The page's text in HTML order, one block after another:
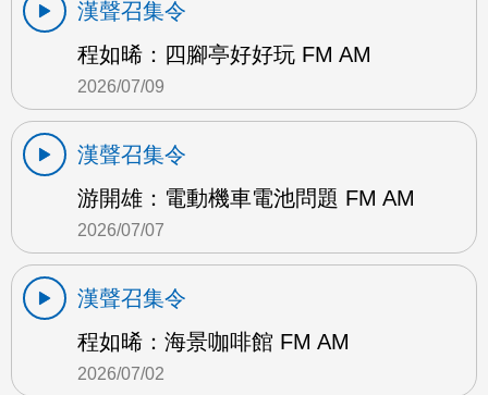
漢聲召集令
程如晞：四腳亭好好玩 FM AM
2026/07/09
漢聲召集令
游開雄：電動機車電池問題 FM AM
2026/07/07
漢聲召集令
程如晞：海景咖啡館 FM AM
2026/07/02